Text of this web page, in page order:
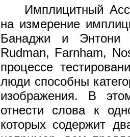
Имплицитный
на измерение
Банаджи и Энтони
Rudman, Farnham,
процессе
люди способны
изображения. В
отнести слова к
которых содержит